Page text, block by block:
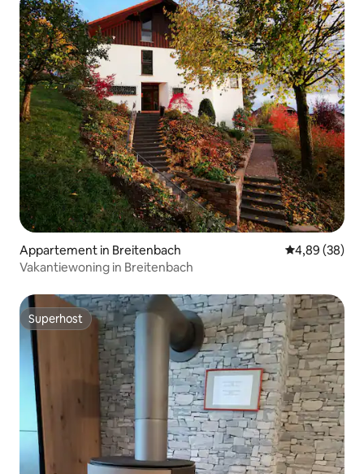
Appartement in Breitenbach Gemiddelde
4,89 (38)
Vakantiewoning in Breitenbach
Superhost
Superhost